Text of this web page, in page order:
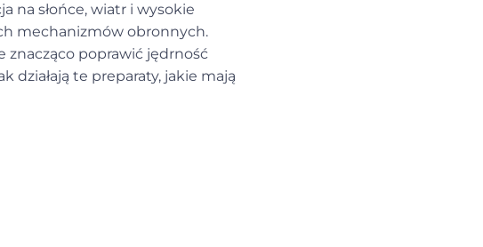
na słońce, wiatr i wysokie
mechanizmów obronnych.
znacząco poprawić jędrność
działają te preparaty, jakie mają